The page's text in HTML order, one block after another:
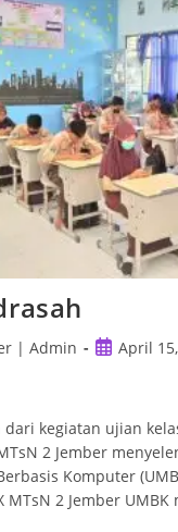
| Admin
PostApril
dari kegiatan ujian
2 Jember
Komputer
MTsN 2 Jember